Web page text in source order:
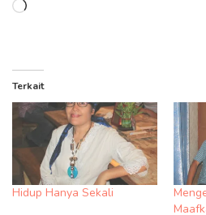
Memuat...
Terkait
Hidup Hanya Sekali